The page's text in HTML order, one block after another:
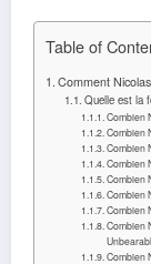
Table of
Comment
Quelle est la
Combien
Combien
Combien
Combien
Combien
Combien
Combien
Combien
Combien